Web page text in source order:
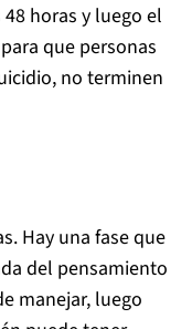
horas y luego el
que personas
no terminen
Hay una fase que
del pensamiento
manejar, luego